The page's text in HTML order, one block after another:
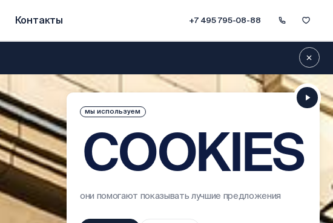
Контакты +7 495 795-08-88
1 / 4
мы используем
COOKIES
они помогают показывать лучшие предложения